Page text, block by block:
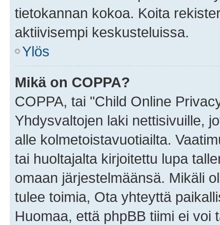
tietokannan kokoa. Koita
aktiivisempi keskusteluissa.
Ylös
Mikä on COPPA?
COPPA, tai "Child Online
Yhdysvaltojen laki nettisivuille,
alle kolmetoistavuotiailta.
tai huoltajalta kirjoitettu lupa
omaan järjestelmäänsä. Mikäli
tulee toimia, Ota yhteyttä
Huomaa, että phpBB tiimi ei